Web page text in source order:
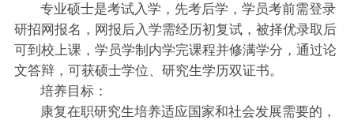
专业硕士是考试入学，先考后学，学员考前需登录
研招网报名，网报后入学需经历初复试，被择优录取后
可到校上课，学员学制内学完课程并修满学分，通过论
文答辩，可获硕士学位、研究生学历双证书。
培养目标：
康复在职研究生培养适应国家和社会发展需要的，